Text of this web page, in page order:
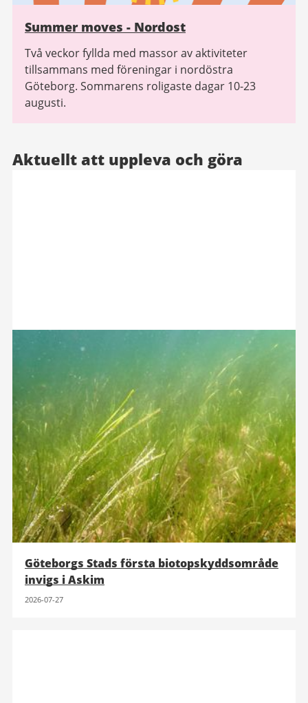
Summer moves - Nordost
Två veckor fyllda med massor av aktiviteter
tillsammans med föreningar i nordöstra
Göteborg. Sommarens roligaste dagar 10-23
augusti.
Aktuellt att uppleva och göra
Göteborgs Stads första biotopskyddsområde
invigs i Askim
2026-07-27